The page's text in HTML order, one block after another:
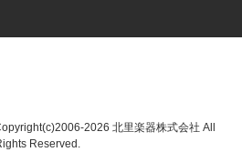
2026 北里楽器株式会社 All
Reserved.